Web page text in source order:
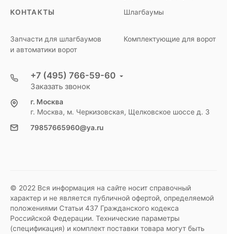
КОНТАКТЫ Шлагбаумы
Запчасти для шлагбаумов
и автоматики ворот
Комплектующие для ворот
+7 (495) 766-59-60
Заказать звонок
г. Москва
г. Москва, м. Черкизовская, Щелковское шоссе д. 3
79857665960@ya.ru
© 2022 Вся информация на сайте носит справочный
характер и не является публичной офертой, определяемой
положениями Статьи 437 Гражданского кодекса
Российской Федерации. Технические параметры
(спецификация) и комплект поставки товара могут быть